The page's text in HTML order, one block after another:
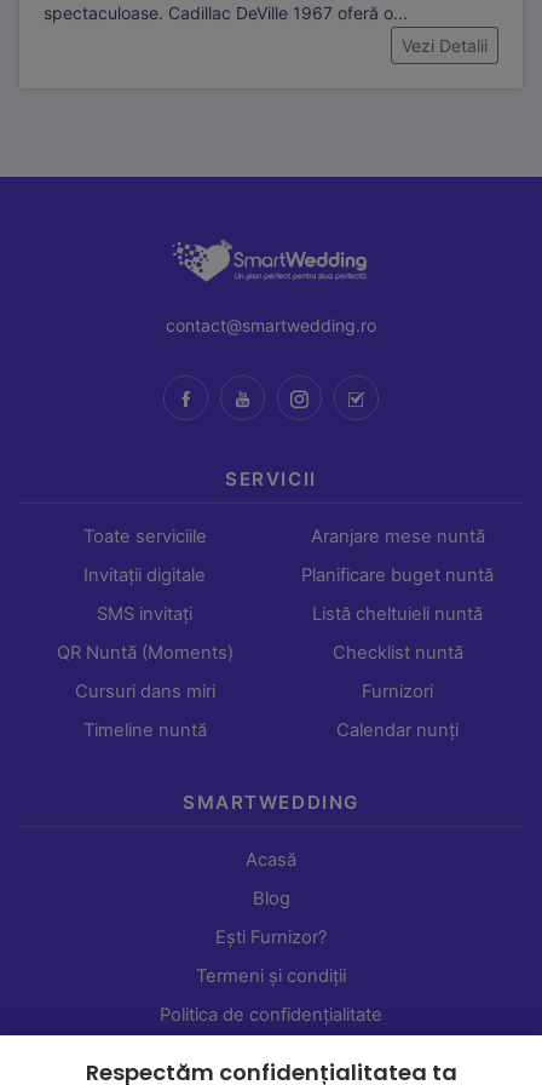
spectaculoase. Cadillac DeVille 1967 oferă o...
Vezi Detalii
contact@smartwedding.ro
SERVICII
Toate serviciile
Invitații digitale
SMS invitați
QR Nuntă (Moments)
Cursuri dans miri
Timeline nuntă
Aranjare mese nuntă
Planificare buget nuntă
Listă cheltuieli nuntă
Checklist nuntă
Furnizori
Calendar nunți
SMARTWEDDING
Acasă
Blog
Ești Furnizor?
Termeni și condiții
Politica de confidențialitate
Respectăm confidențialitatea ta
Cookie-urile de marketing sunt folosite pentru a urmări
vizitatorii pe site-uri web și a afișa reclame relevante.
Folosim Meta (Facebook) Pixel și TikTok Pixel.